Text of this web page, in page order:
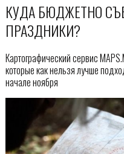
КУДА БЮДЖЕТНО
ПРАЗДНИКИ?
Картографический сервис
которые как нельзя лучше
начале ноября